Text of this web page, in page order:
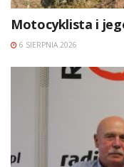
Motocyklista i
6 SIERPNIA 2026